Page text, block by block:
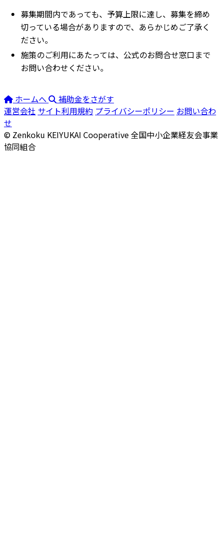
募集期間内であっても、予算上限に達し、募集を締め
切っている場合がありますので、あらかじめご了承く
ださい。
施策のご利用にあたっては、公式のお問合せ窓口まで
お問い合わせください。
ホームへ
補助金をさがす
運営会社 サイト利用規約 プライバシーポリシー お問い合わ
せ
© Zenkoku KEIYUKAI Cooperative全国中小企業経友会事業
協同組合